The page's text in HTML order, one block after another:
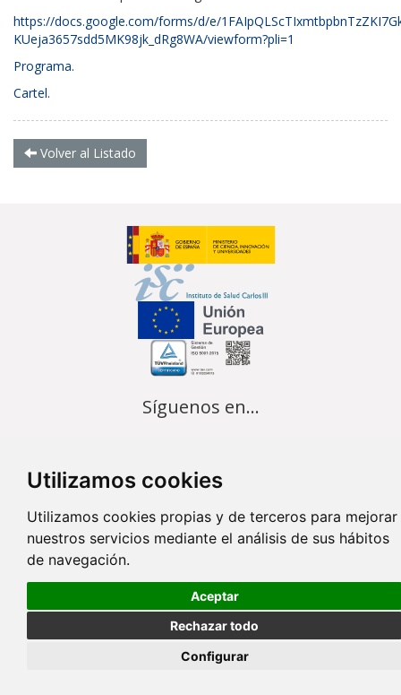
Utilizamos cookies
Utilizamos cookies propias y de terceros para mejorar
nuestros servicios mediante el análisis de sus hábitos
de navegación.
Aceptar
Rechazar todo
Configurar
https://docs.google.com/forms/d/e/
KUeja3657sdd5MK98jk_dRg8WA/viewform?pli=1
Programa.
Cartel.
Volver al Listado
Síguenos en...
Contacto
info@ciberisciii.es
© Copyright 2026 CIBER |
Portal de Transparencia
seguridad